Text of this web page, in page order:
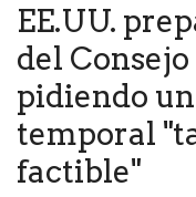
EE.UU.
del
pidiendo
temporal
factible"